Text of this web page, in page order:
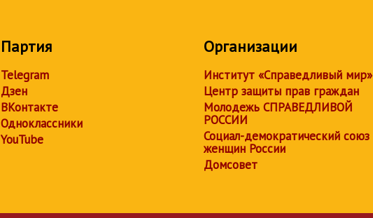
Партия
Telegram
Дзен
ВКонтакте
Одноклассники
YouTube
Организации
Институт «Справедливый мир»
Центр защиты прав граждан
Молодежь СПРАВЕДЛИВОЙ
РОССИИ
Социал-демократический союз
женщин России
Домсовет